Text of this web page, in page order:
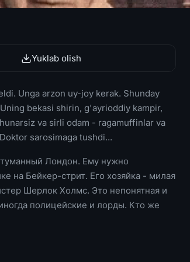
Yuklab olish
Unga arzon uy-joy kerak. Shunday
bekasi shirin, g'ayrioddiy kampir,
va sirli odam - ragamuffinlar va
sarosimaga tushdi...
туманный Лондон. Ему нужно
на Бейкер-стрит. Его хозяйка - милая
Шерлок Холмс. Это непонятная и
полицейские и лорды. Кто же